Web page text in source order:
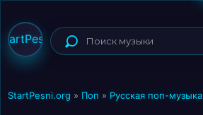
StartPesni.org » Поп » Русская поп-музыка